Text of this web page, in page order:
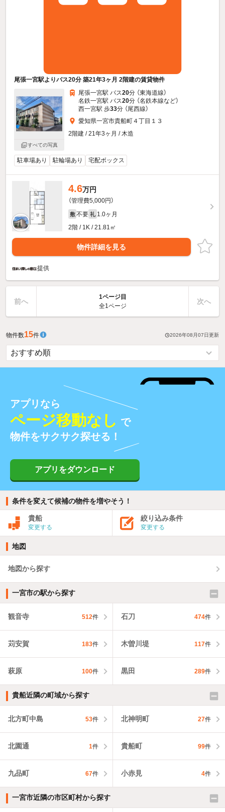
尾張一宮駅よりバス20分 築21年3ヶ月 2階建の賃貸物件
すべての写真
尾張一宮駅 バス20分 （東海道線）
名鉄一宮駅 バス20分 （名鉄本線など）
西一宮駅 歩33分 （尾西線）
愛知県一宮市貴船町４丁目１３
2階建 / 21年3ヶ月 / 木造
駐車場あり 駐輪場あり 宅配ボックス
4.6万円
（管理費5,000円）
敷 不要 礼 1.0ヶ月
2階 / 1K / 21.81㎡
物件詳細を見る
提供
前へ
1ページ目
全1ページ
次へ
物件数15件 2026年08月07日更新
アプリなら
ページ移動なし で
物件をサクサク探せる！
アプリをダウンロード
条件を変えて候補の物件を増やそう！
貴船
変更する
絞り込み条件
変更する
地図
地図から探す
一宮市の駅から探す
観音寺 512件 石刀 474件
苅安賀 183件 木曽川堤 117件
萩原 100件 黒田 289件
貴船近隣の町域から探す
北方町中島 53件 北神明町 27件
北園通 1件 貴船町 99件
九品町 67件 小赤見 4件
一宮市近隣の市区町村から探す